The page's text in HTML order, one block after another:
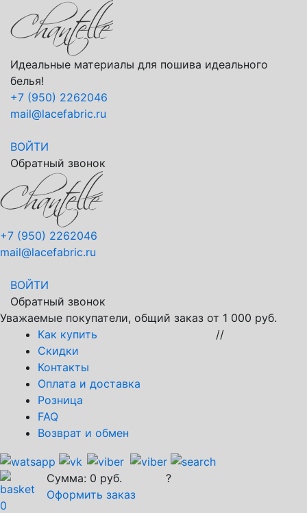
Идеальные материалы для пошива идеального
белья!
+7 (950) 2262046
mail@lacefabric.ru
ВОЙТИ
Обратный звонок
+7 (950) 2262046
mail@lacefabric.ru
ВОЙТИ
Обратный звонок
Уважаемые покупатели, общий заказ от 1 000 руб.
Как купить
Скидки
Контакты
Оплата и доставка
Розница
FAQ
Возврат и обмен
//
0
Сумма: 0 руб.
Оформить заказ
?